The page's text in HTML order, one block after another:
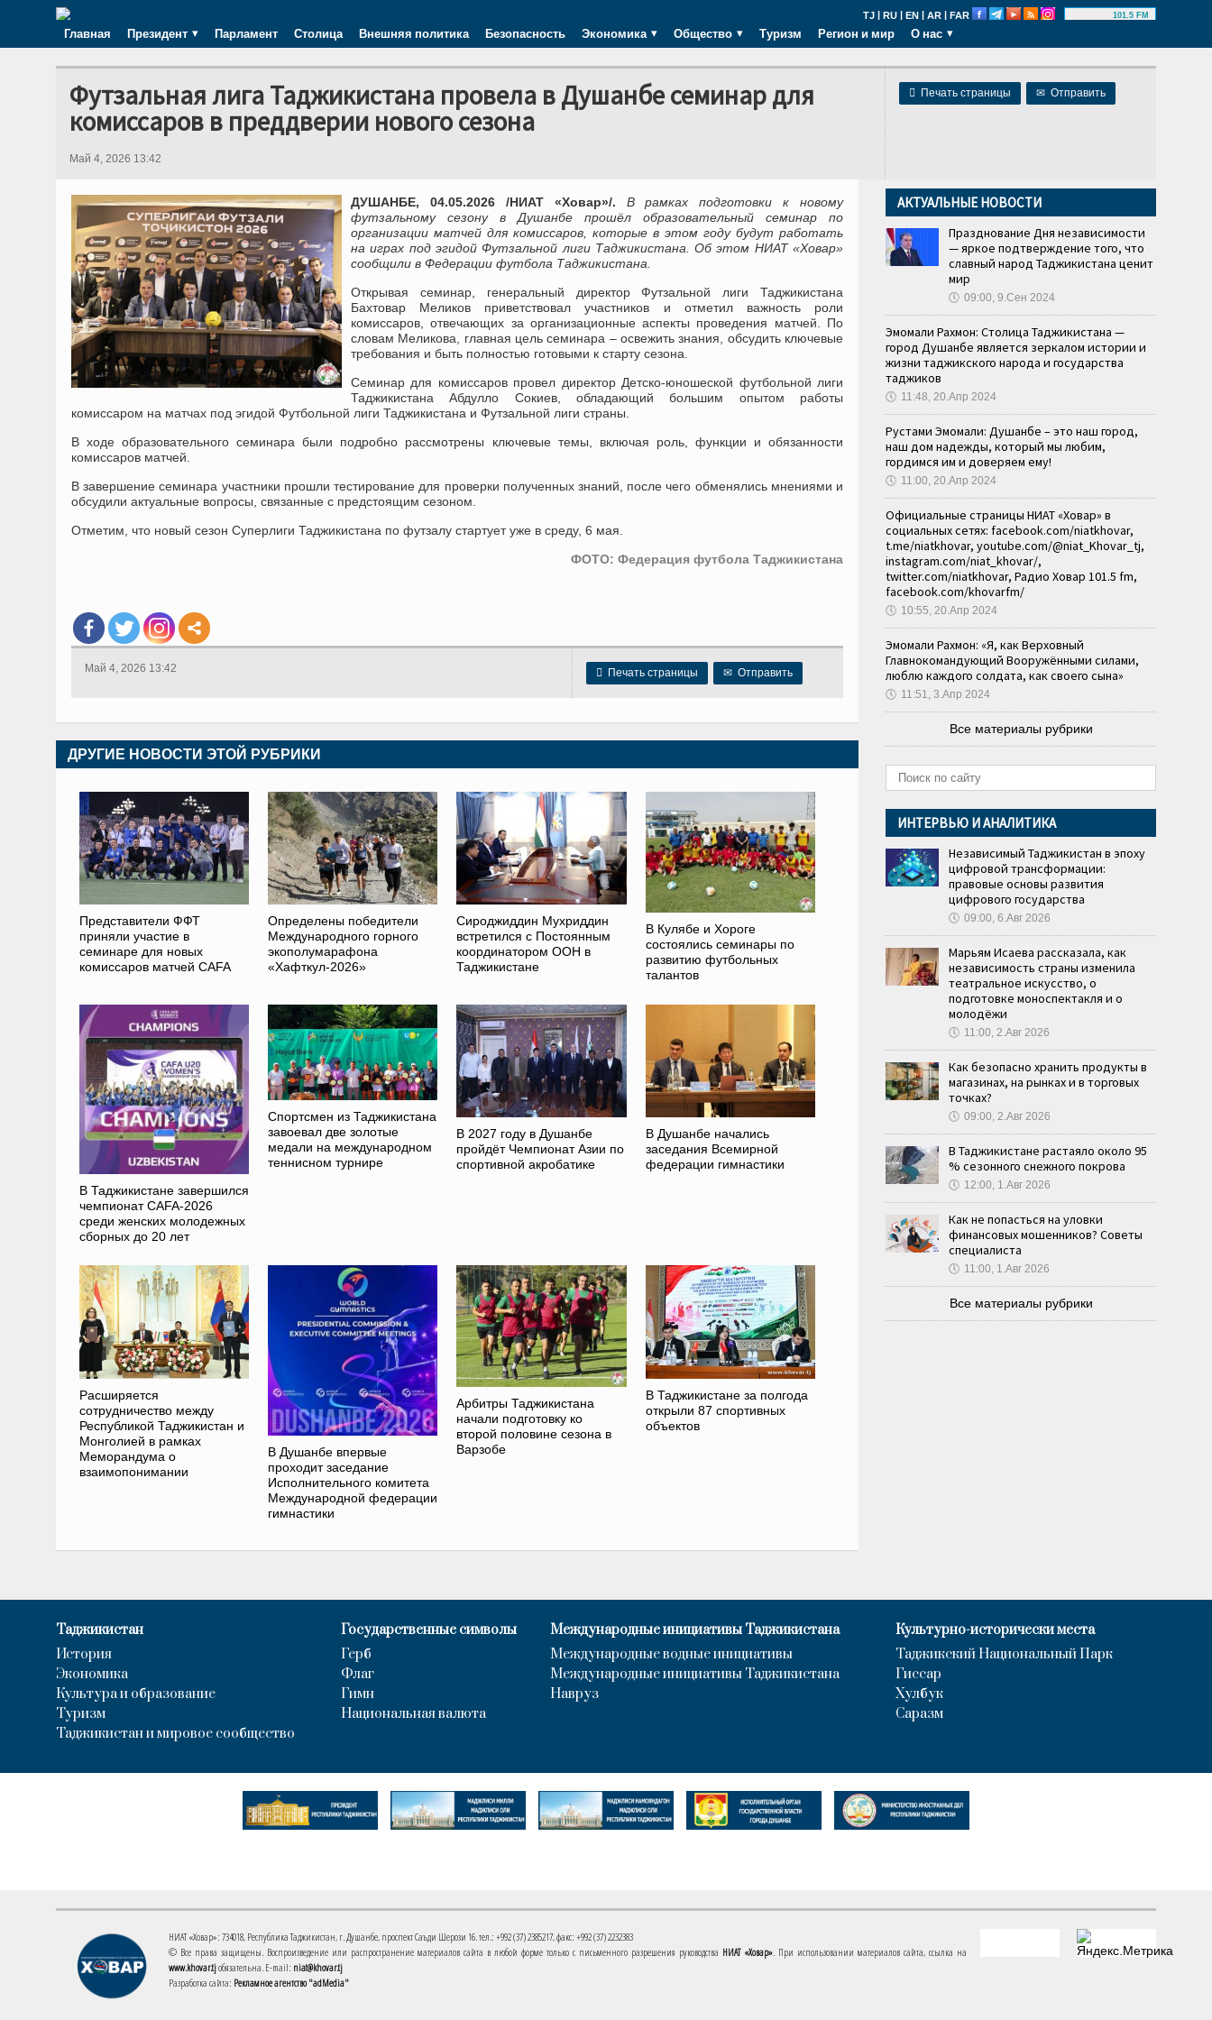
TJ | RU | EN | AR | FAR 101.5 FM
Главная Президент Парламент Столица Внешняя политика Безопасность Экономика Общество Туризм Регион и мир О нас
 Печать страницы ✉ Отправить
Футзальная лига Таджикистана провела в Душанбе семинар для
комиссаров в преддверии нового сезона
Май 4, 2026 13:42
ДУШАНБЕ, 04.05.2026 /НИАТ «Ховар»/. В рамках подготовки к новому
футзальному сезону в Душанбе прошёл образовательный семинар по
организации матчей для комиссаров, которые в этом году будут работать
на играх под эгидой Футзальной лиги Таджикистана. Об этом НИАТ «Ховар»
сообщили в Федерации футбола Таджикистана.
Открывая семинар, генеральный директор Футзальной лиги Таджикистана
Бахтовар Меликов приветствовал участников и отметил важность роли
комиссаров, отвечающих за организационные аспекты проведения матчей. По
словам Меликова, главная цель семинара – освежить знания, обсудить ключевые
требования и быть полностью готовыми к старту сезона.
Семинар для комиссаров провел директор Детско-юношеской футбольной лиги
Таджикистана Абдулло Сокиев, обладающий большим опытом работы
комиссаром на матчах под эгидой Футбольной лиги Таджикистана и Футзальной лиги страны.
В ходе образовательного семинара были подробно рассмотрены ключевые темы, включая роль, функции и обязанности
комиссаров матчей.
В завершение семинара участники прошли тестирование для проверки полученных знаний, после чего обменялись мнениями и
обсудили актуальные вопросы, связанные с предстоящим сезоном.
Отметим, что новый сезон Суперлиги Таджикистана по футзалу стартует уже в среду, 6 мая.
ФОТО: Федерация футбола Таджикистана
 Печать страницы ✉ Отправить
Май 4, 2026 13:42
ДРУГИЕ НОВОСТИ ЭТОЙ РУБРИКИ
Представители ФФТ
приняли участие в
семинаре для новых
комиссаров матчей CAFA
Определены победители
Международного горного
экополумарафона
«Хафткул-2026»
Сироджиддин Мухриддин
встретился с Постоянным
координатором ООН в
Таджикистане
В Кулябе и Хороге
состоялись семинары по
развитию футбольных
талантов
В Таджикистане завершился
чемпионат CAFA-2026
среди женских молодежных
сборных до 20 лет
Спортсмен из Таджикистана
завоевал две золотые
медали на международном
теннисном турнире
В 2027 году в Душанбе
пройдёт Чемпионат Азии по
спортивной акробатике
В Душанбе начались
заседания Всемирной
федерации гимнастики
Расширяется
сотрудничество между
Республикой Таджикистан и
Монголией в рамках
Меморандума о
взаимопонимании
В Душанбе впервые
проходит заседание
Исполнительного комитета
Международной федерации
гимнастики
Арбитры Таджикистана
начали подготовку ко
второй половине сезона в
Варзобе
В Таджикистане за полгода
открыли 87 спортивных
объектов
АКТУАЛЬНЫЕ НОВОСТИ
Празднование Дня независимости
— яркое подтверждение того, что
славный народ Таджикистана ценит
мир
🕔 09:00, 9.Сен 2024
Эмомали Рахмон: Столица Таджикистана —
город Душанбе является зеркалом истории и
жизни таджикского народа и государства
таджиков
🕔 11:48, 20.Апр 2024
Рустами Эмомали: Душанбе – это наш город,
наш дом надежды, который мы любим,
гордимся им и доверяем ему!
🕔 11:00, 20.Апр 2024
Официальные страницы НИАТ «Ховар» в
социальных сетях: facebook.com/niatkhovar,
t.me/niatkhovar, youtube.com/@niat_Khovar_tj,
instagram.com/niat_khovar/,
twitter.com/niatkhovar, Радио Ховар 101.5 fm,
facebook.com/khovarfm/
🕔 10:55, 20.Апр 2024
Эмомали Рахмон: «Я, как Верховный
Главнокомандующий Вооружёнными силами,
люблю каждого солдата, как своего сына»
🕔 11:51, 3.Апр 2024
Все материалы рубрики
ИНТЕРВЬЮ И АНАЛИТИКА
Независимый Таджикистан в эпоху
цифровой трансформации:
правовые основы развития
цифрового государства
🕔 09:00, 6.Авг 2026
Марьям Исаева рассказала, как
независимость страны изменила
театральное искусство, о
подготовке моноспектакля и о
молодёжи
🕔 11:00, 2.Авг 2026
Как безопасно хранить продукты в
магазинах, на рынках и в торговых
точках?
🕔 09:00, 2.Авг 2026
В Таджикистане растаяло около 95
% сезонного снежного покрова
🕔 12:00, 1.Авг 2026
Как не попасться на уловки
финансовых мошенников? Советы
специалиста
🕔 11:00, 1.Авг 2026
Все материалы рубрики
Таджикистан
История
Экономика
Культура и образование
Туризм
Таджикистан и мировое сообщество
Государственные символы
Герб
Флаг
Гимн
Национальная валюта
Международные инициативы Таджикистана
Международные водные инициативы
Международные инициативы Таджикистана
Навруз
Культурно-исторически места
Таджикский Национальный Парк
Гиссар
Хулбук
Саразм
НИАТ «Ховар»: 734018, Республика Таджикистан, г. Душанбе, проспект Саъди Шерози 16. тел.: +992 (37) 2385217, факс: +992 (37) 2232383
© Все права защищены. Воспроизведение или распространение материалов сайта в любой форме только с письменного разрешения руководства НИАТ «Ховар» . При использовании материалов сайта, ссылка на
www.khovar.tjобязательна. E-mail: niat@khovar.tj
Разработка сайта: Рекламное агентство "adMedia"